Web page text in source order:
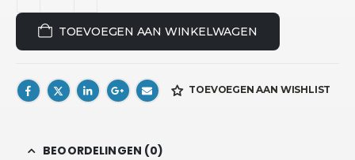
TOEVOEGEN AAN WINKELWAGEN
TOEVOEGEN AAN WISHLIST
BEOORDELINGEN (0)